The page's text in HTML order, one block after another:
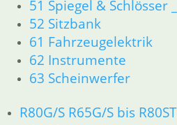
51 Spiegel & Schlösser
52 Sitzbank
61 Fahrzeugelektrik
62 Instrumente
63 Scheinwerfer
R80G/S R65G/S bis R80ST